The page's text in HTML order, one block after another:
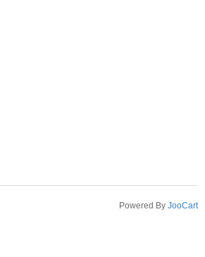
Powered By JooCart